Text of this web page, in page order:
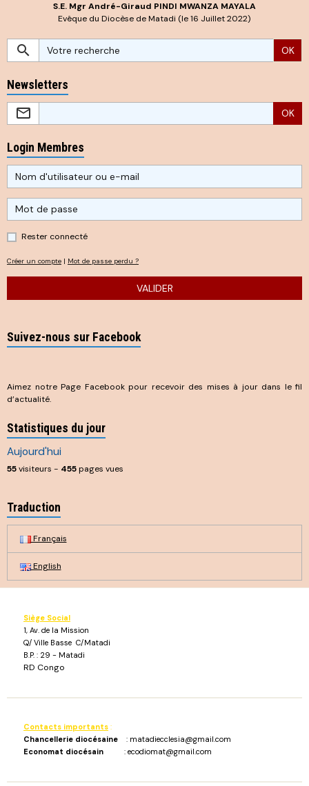
S.E. Mgr André-Giraud PINDI MWANZA MAYALA
Evêque du Diocèse de Matadi (le 16 Juillet 2022)
OK
Newsletters
OK
Login Membres
Rester connecté
Créer un compte | Mot de passe perdu ?
VALIDER
Suivez-nous sur Facebook
Aimez notre Page Facebook pour recevoir des mises à jour dans le fil
d’actualité.
Statistiques du jour
Aujourd'hui
55visiteurs - 455pages vues
Traduction
Français
English
Siège Social
1, Av. de la Mission
Q/ Ville Basse C/Matadi
B.P. : 29 - Matadi
RD Congo
Contacts importants :
Chancellerie diocésaine : matadiecclesia@gmail.com
Economat diocésain : ecodiomat@gmail.com